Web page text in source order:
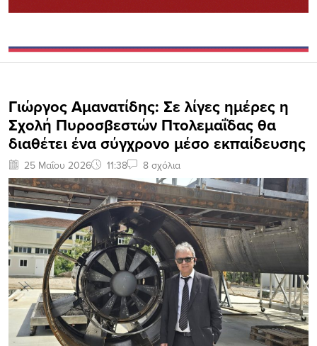
Γιώργος Αμανατίδης: Σε λίγες ημέρες η
Σχολή Πυροσβεστών Πτολεμαΐδας θα
διαθέτει ένα σύγχρονο μέσο εκπαίδευσης
25 Μαΐου 2026 11:38 8 σχόλια